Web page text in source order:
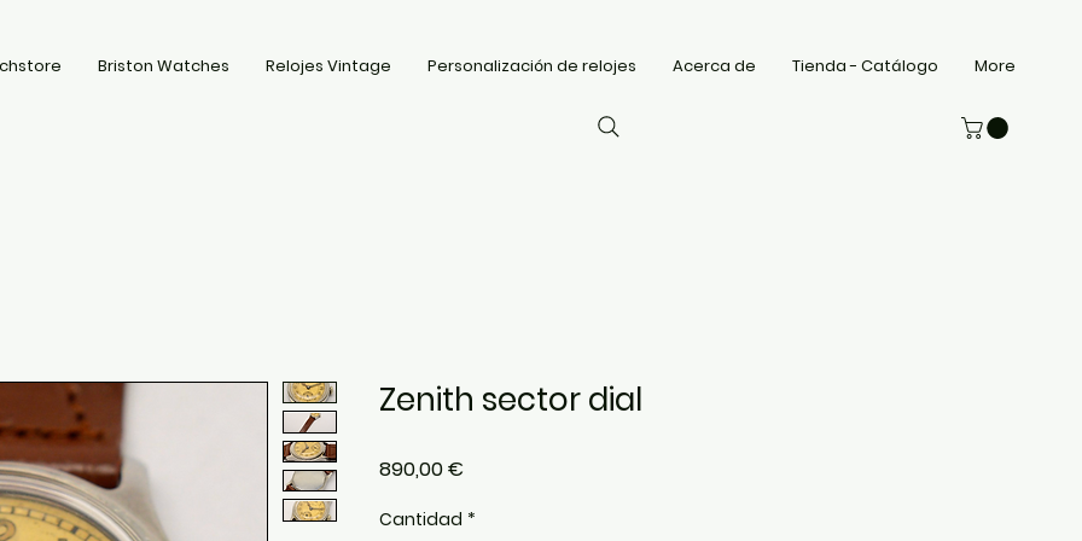
Briston Watches Relojes Vintage Personalización de relojes Acerca de Tienda - Catálogo More
Zenith sector dial
890,00 €
Cantidad *